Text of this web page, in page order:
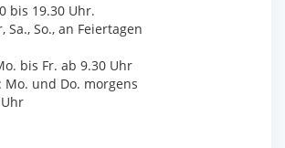
bis 19.30 Uhr.
Sa., So., an Feiertagen
bis Fr. ab 9.30 Uhr
und Do. morgens